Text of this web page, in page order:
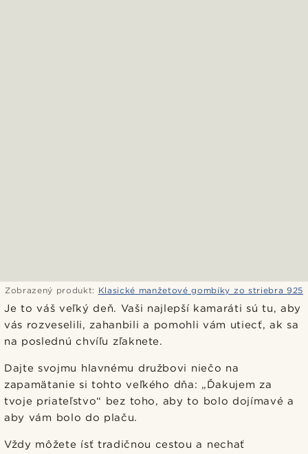
Zobrazený produkt: Klasické manžetové gombíky zo striebra 925
Je to váš veľký deň. Vaši najlepší kamaráti sú tu, aby
vás rozveselili, zahanbili a pomohli vám utiecť, ak sa
na poslednú chvíľu zľaknete.
Dajte svojmu hlavnému družbovi niečo na
zapamätanie si tohto veľkého dňa: „Ďakujem za
tvoje priateľstvo“ bez toho, aby to bolo dojímavé a
aby vám bolo do plaču.
Vždy môžete ísť tradičnou cestou a nechať